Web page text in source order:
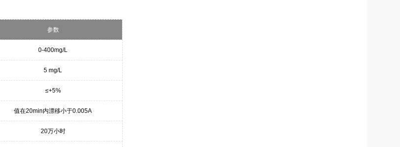
参数
0-400mg/L
5 mg/L
≤+5%
值在20min内漂移小于0.005A
20万小时